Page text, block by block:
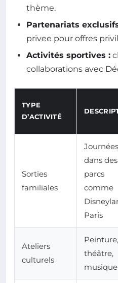
thème.
Partenariats
privee pour offres
Activités sportives :
collaborations avec
TYPE
D’ACTIVITÉ
Sorties
familiales
Journées
dans des
parcs
comme
Paris
Ateliers
culturels
Peinture,
théâtre,
musique